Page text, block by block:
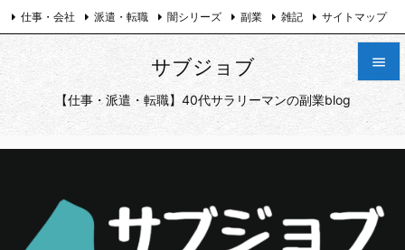
サブジョブ
【仕事・派遣・転職】40代サラリーマンの副業blog


メニュ

前へ

仕事・会社 派遣・転職 闇シリーズ 副業 雑記 サイトマップ
プライバシーポリシー お問い合わせ